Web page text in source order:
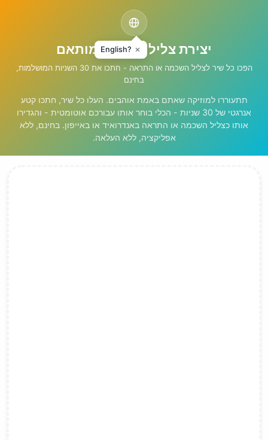
English?
יצירת צליל התראה מותאם
הפכו כל שיר לצליל השכמה או התראה - חתכו את 30 השניות המושלמות,
בחינם
תתעוררו למוזיקה שאתם באמת אוהבים. העלו כל שיר, חתכו קטע
אנרגטי של 30 שניות - הכלי בוחר אותו עבורכם אוטומטית - והגדירו
אותו כצליל השכמה או התראה באנדרואיד או באייפון. בחינם, ללא
אפליקציה, ללא העלאה.